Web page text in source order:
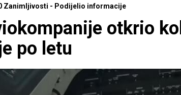
Zanimljivosti - Podijelio informacije
otkrio
po letu